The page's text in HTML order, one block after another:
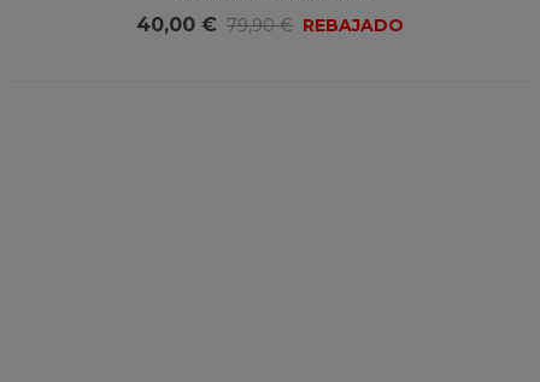
40,00 € 79,90 € REBAJADO